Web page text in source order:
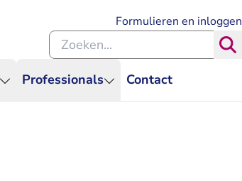
Professionals Contact
Formulieren en inloggen
Zoeken binnen de Rechtspraak